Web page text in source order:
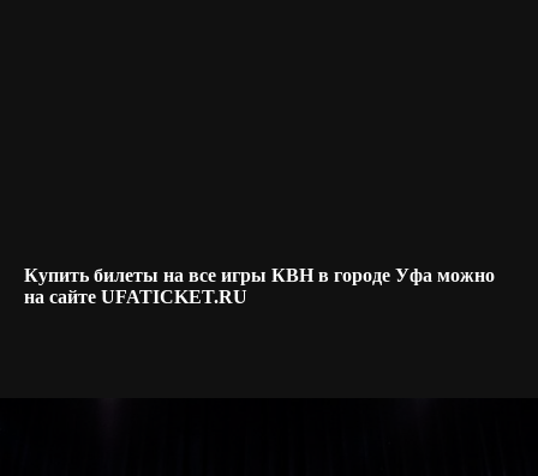
Купить билеты на все игры КВН в городе Уфа можно
на сайте UFATICKET.RU